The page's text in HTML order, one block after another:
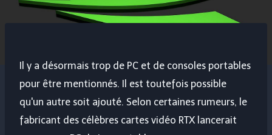
Il y a désormais trop de PC et de consoles portables
pour être mentionnés. Il est toutefois possible
qu'un autre soit ajouté. Selon certaines rumeurs, le
fabricant des célèbres cartes vidéo RTX lancerait